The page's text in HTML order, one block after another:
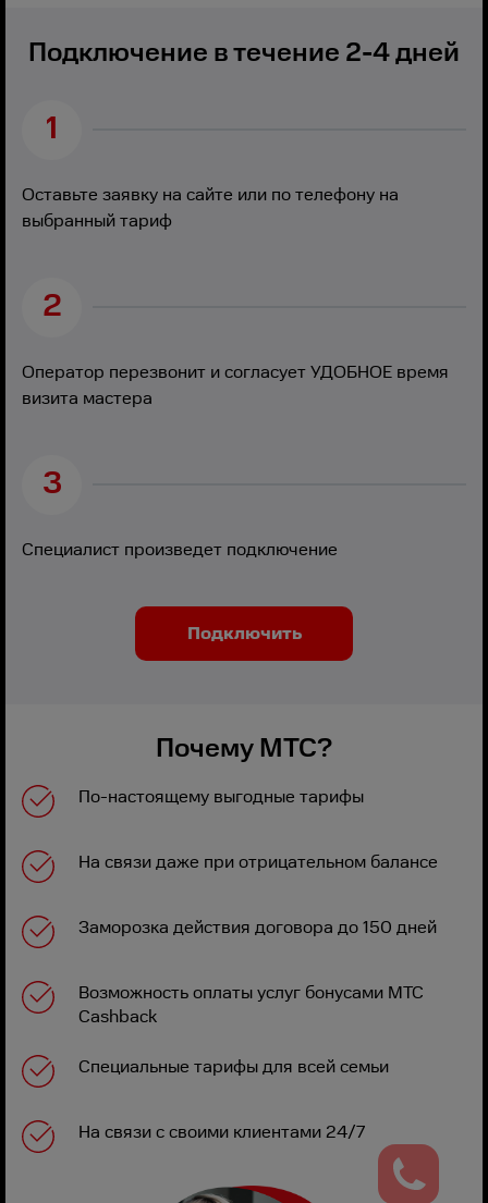
Подключение в течение 2-4 дней
1
Оставьте заявку на сайте или по телефону на
выбранный тариф
2
Оператор перезвонит и согласует УДОБНОЕ время
визита мастера
3
Специалист произведет подключение
Подключить
Почему МТС?
По-настоящему выгодные тарифы
На связи даже при отрицательном балансе
Заморозка действия договора до 150 дней
Возможность оплаты услуг бонусами МТС
Cashback
Специальные тарифы для всей семьи
На связи с своими клиентами 24/7